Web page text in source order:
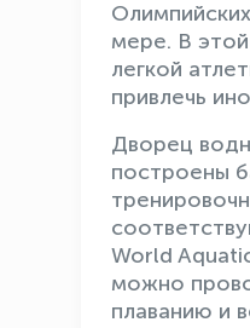
мере. В
легкой
привлечь
Дворец
построены
World
можно
плаванию и